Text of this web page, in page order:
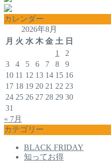
カレンダー
2026年8月
月 火 水 木 金 土 日
1
2
3
4 5 6 7 8
9
10 11 12 13 14 15 16
17 18 19 20 21 22 23
24 25 26 27 28 29 30
31
« 7月
カテゴリー
BLACK FRIDAY
知ってお得